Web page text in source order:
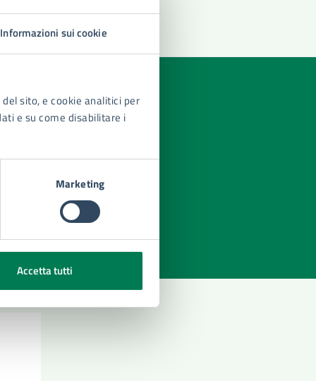
Informazioni sui cookie
sito, e cookie analitici per
e su come disabilitare i
Marketing
Accetta tutti